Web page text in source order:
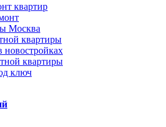
квартир
Москва
квартиры
новостройках
квартиры
ключ